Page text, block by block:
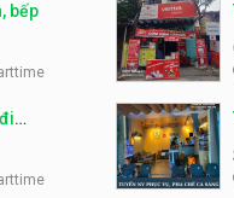
bếp